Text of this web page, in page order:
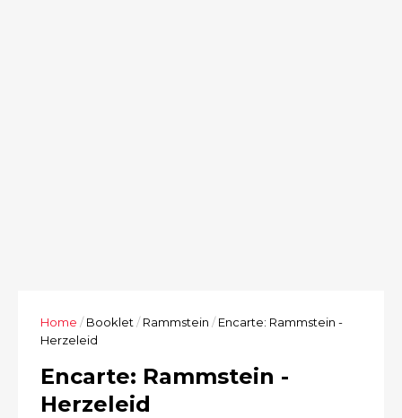
Home / Booklet / Rammstein / Encarte: Rammstein -
Herzeleid
Encarte: Rammstein -
Herzeleid